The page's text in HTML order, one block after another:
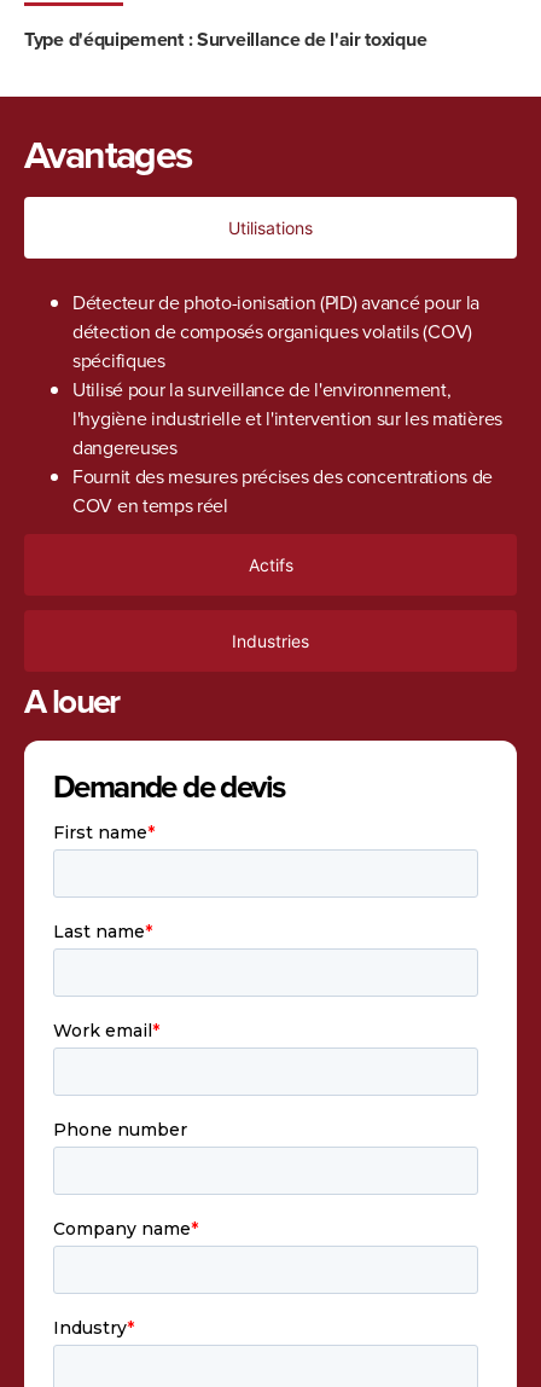
Type d'équipement :Surveillance de l'air toxique
Avantages
Utilisations
Actifs
Industries
Détecteur de photo-ionisation (PID) avancé pour la
détection de composés organiques volatils (COV)
spécifiques
Utilisé pour la surveillance de l'environnement,
l'hygiène industrielle et l'intervention sur les matières
dangereuses
Fournit des mesures précises des concentrations de
COV en temps réel
A louer
Demande de devis